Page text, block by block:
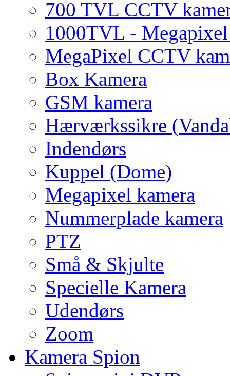
700 TVL CCTV
1000TVL -
MegaPixel CCTV
Box Kamera
GSM kamera
Hærværkssikre
Indendørs
Kuppel (Dome)
Megapixel kamera
Nummerplade kamera
PTZ
Små & Skjulte
Specielle Kamera
Udendørs
Zoom
Kamera Spion